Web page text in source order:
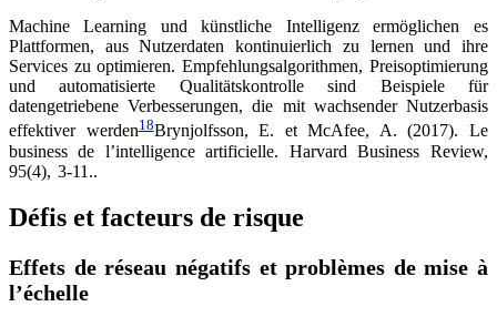
Machine Learning und künstliche Intelligenz ermöglichen es
Plattformen, aus Nutzerdaten kontinuierlich zu lernen und ihre
Services zu optimieren. Empfehlungsalgorithmen, Preisoptimierung
und automatisierte Qualitätskontrolle sind Beispiele für
datengetriebene Verbesserungen, die mit wachsender Nutzerbasis
effektiver werden18Brynjolfsson, E. et McAfee, A. (2017). Le
business de l’intelligence artificielle. Harvard Business Review,
95(4), 3-11..
Défis et facteurs de risque
Effets de réseau négatifs et problèmes de mise à
l’échelle